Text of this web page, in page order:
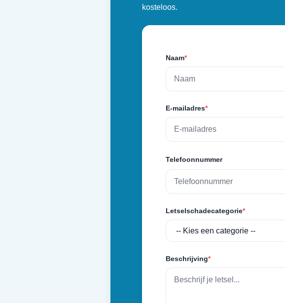
kosteloos.
Naam*
E-mailadres*
Telefoonnummer
Letselschadecategorie*
Beschrijving*